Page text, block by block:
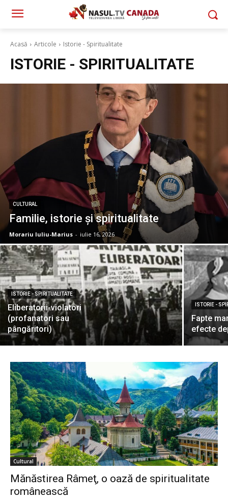
Acasă Articole Istorie - Spiritualitate
ISTORIE - SPIRITUALITATE
CULTURAL
Familie, istorie și spiritualitate
Morariu Iuliu-Marius - iulie 16, 2026
ISTORIE - SPIRITUALITATE
Eliberatorii-violatori
(profanatori sau
pângăritori)
ISTORIE -
Fapte
efecte
Cultural
Mănăstirea Râmeţ, o oază de spiritualitate
românească